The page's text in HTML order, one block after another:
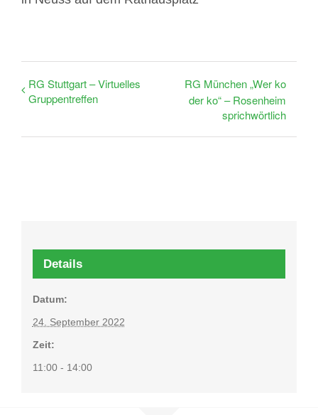
RG Stuttgart – Virtuelles
Gruppentreffen
RG München „Wer ko
der ko“ – Rosenheim
sprichwörtlich
Details
Datum:
24. September 2022
Zeit:
11:00 - 14:00